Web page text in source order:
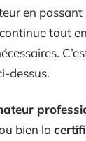
en passant
tout
dessus.
bien la